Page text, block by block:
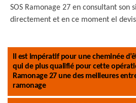
SOS Ramonage 27 en consultant son
directement et en ce moment el
Il est impératif pour une cheminée
qui de plus qualifié pour cette
Ramonage 27 une des meilleures
ramonage